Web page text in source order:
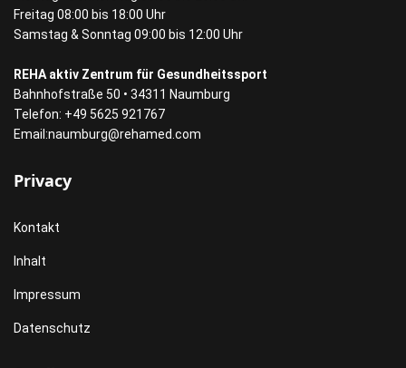
Freitag 08:00 bis 18:00 Uhr
Samstag & Sonntag 09:00 bis 12:00 Uhr
REHA aktiv Zentrum für Gesundheitssport
Bahnhofstraße 50 • 34311 Naumburg
Telefon: +49 5625 921767
Email:naumburg@rehamed.com
Privacy
Kontakt
Inhalt
Impressum
Datenschutz